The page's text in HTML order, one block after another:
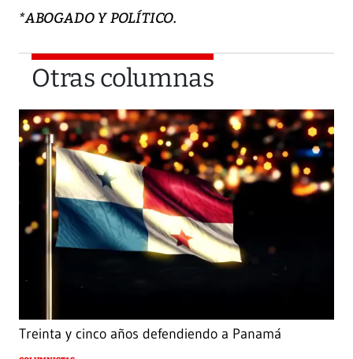
*ABOGADO Y POLÍTICO.
Otras columnas
Treinta y cinco años defendiendo a Panamá